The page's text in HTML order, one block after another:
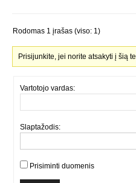
Rodomas 1 įrašas (viso: 1)
Prisijunkite, jei norite atsakyti į šią
Vartotojo vardas:
Slaptažodis:
Prisiminti duomenis